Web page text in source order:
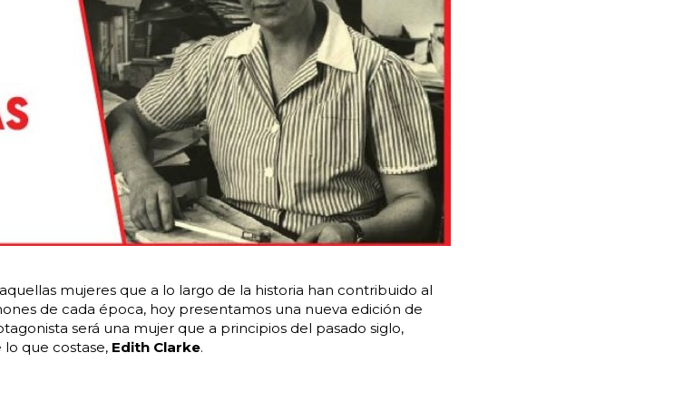
mujeres que a lo largo de la historia han contribuido al
de cada época, hoy presentamos una nueva edición de
será una mujer que a principios del pasado siglo,
lo que costase,Edith Clarke.